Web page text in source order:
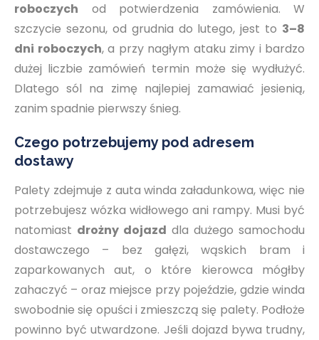
roboczych od potwierdzenia zamówienia. W
szczycie sezonu, od grudnia do lutego, jest to 3–8
dni roboczych, a przy nagłym ataku zimy i bardzo
dużej liczbie zamówień termin może się wydłużyć.
Dlatego sól na zimę najlepiej zamawiać jesienią,
zanim spadnie pierwszy śnieg.
Czego potrzebujemy pod adresem
dostawy
Palety zdejmuje z auta winda załadunkowa, więc nie
potrzebujesz wózka widłowego ani rampy. Musi być
natomiast drożny dojazd dla dużego samochodu
dostawczego – bez gałęzi, wąskich bram i
zaparkowanych aut, o które kierowca mógłby
zahaczyć – oraz miejsce przy pojeździe, gdzie winda
swobodnie się opuści i zmieszczą się palety. Podłoże
powinno być utwardzone. Jeśli dojazd bywa trudny,